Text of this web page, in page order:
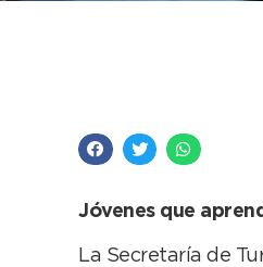
Jóvenes que
La Secretaría de